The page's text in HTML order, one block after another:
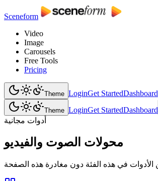
Sceneform
Video
Image
Carousels
Free Tools
Pricing
Theme LoginGet StartedDashboard
Theme LoginGet StartedDashboard
أدوات مجانية
محولات الصوت والفيديو